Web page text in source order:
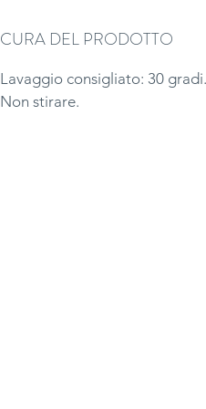
CURA DEL PRODOTTO
Lavaggio consigliato: 30 gradi.
Non stirare.